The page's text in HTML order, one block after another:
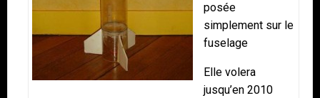
posée
simplement sur le
fuselage
Elle volera
jusqu’en 2010